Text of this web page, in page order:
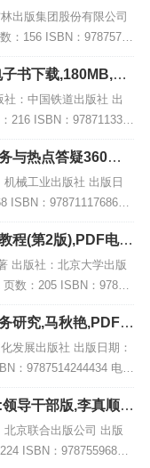
出版集团股份有限公司
：156 ISBN：97875731
[高清扫描版PDF格式]
书下载,180MB,网
：中国铁道出版社 出
216 ISBN：978711331
[高清扫描版PDF格式] 内
与热点答疑360问,
械工业出版社 出版日
ISBN：9787111768678
扫描版PDF格式] 内容简
程(第2版),PDF电子
出版社：北京大学出版
数：205 ISBN：97873
[高清扫描版PDF格
研究,马秋艳,PDF电
发展出版社 出版日期：
：9787514244434 电子
版PDF格式] 内容简介 该
导干部版,李真顺,P
京联合出版公司 出版
ISBN：97875596802